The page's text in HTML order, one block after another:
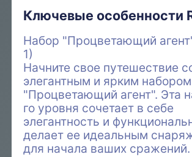
Ключевые особенности
Набор "Процветающий
1)
Начните свое путешествие
элегантным и ярким набором
"Процветающий агент". Эта
го уровня сочетает в себе
элегантность и
делает ее идеальным
для начала ваших сражений.